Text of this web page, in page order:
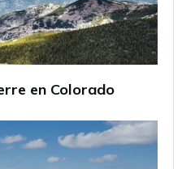
en Colorado